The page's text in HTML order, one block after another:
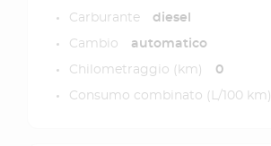
Carburante diesel
Cambio automatico
Chilometraggio (km) 0
Consumo combinato (L/100 km)